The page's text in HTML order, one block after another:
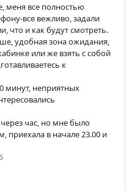
меня все полностью
все вежливо, задали
что и как будут смотреть.
удобная зона ожидания,
или же взять с собой
к
минут, неприятных
час, но мне было
приехала в начале 23.00 и